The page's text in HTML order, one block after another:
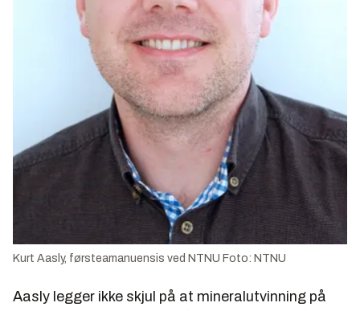
Kurt Aasly, førsteamanuensis ved NTNU Foto: NTNU
Aasly legger ikke skjul på at mineralutvinning på